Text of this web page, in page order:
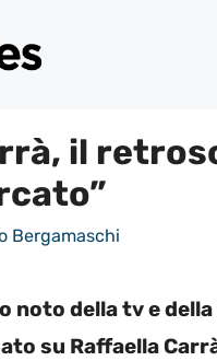
il
Bergamaschi
noto della tv e
su Raffaella